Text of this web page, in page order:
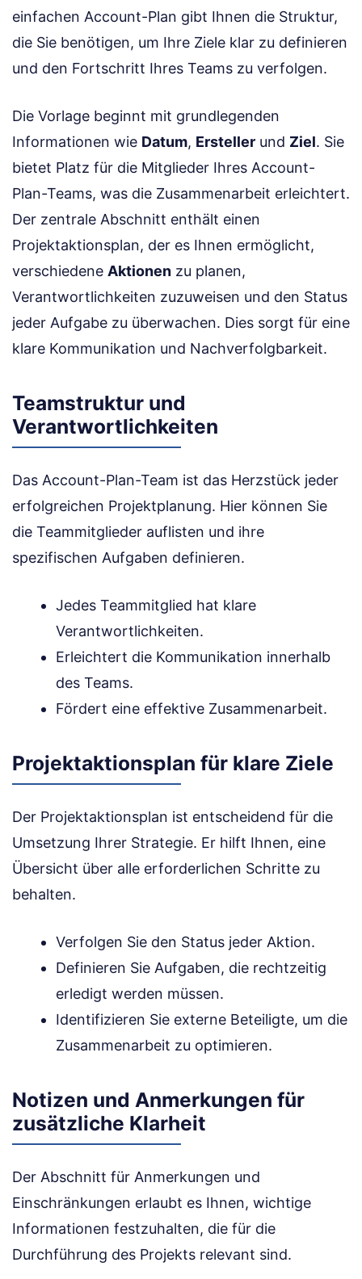
einfachen Account-Plan gibt Ihnen die Struktur,
die Sie benötigen, um Ihre Ziele klar zu definieren
und den Fortschritt Ihres Teams zu verfolgen.
Die Vorlage beginnt mit grundlegenden
Informationen wie Datum, Ersteller und Ziel. Sie
bietet Platz für die Mitglieder Ihres Account-
Plan-Teams, was die Zusammenarbeit erleichtert.
Der zentrale Abschnitt enthält einen
Projektaktionsplan, der es Ihnen ermöglicht,
verschiedene Aktionen zu planen,
Verantwortlichkeiten zuzuweisen und den Status
jeder Aufgabe zu überwachen. Dies sorgt für eine
klare Kommunikation und Nachverfolgbarkeit.
Teamstruktur und
Verantwortlichkeiten
Das Account-Plan-Team ist das Herzstück jeder
erfolgreichen Projektplanung. Hier können Sie
die Teammitglieder auflisten und ihre
spezifischen Aufgaben definieren.
Jedes Teammitglied hat klare
Verantwortlichkeiten.
Erleichtert die Kommunikation innerhalb
des Teams.
Fördert eine effektive Zusammenarbeit.
Projektaktionsplan für klare Ziele
Der Projektaktionsplan ist entscheidend für die
Umsetzung Ihrer Strategie. Er hilft Ihnen, eine
Übersicht über alle erforderlichen Schritte zu
behalten.
Verfolgen Sie den Status jeder Aktion.
Definieren Sie Aufgaben, die rechtzeitig
erledigt werden müssen.
Identifizieren Sie externe Beteiligte, um die
Zusammenarbeit zu optimieren.
Notizen und Anmerkungen für
zusätzliche Klarheit
Der Abschnitt für Anmerkungen und
Einschränkungen erlaubt es Ihnen, wichtige
Informationen festzuhalten, die für die
Durchführung des Projekts relevant sind.